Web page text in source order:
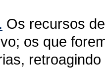
Os recursos
os que